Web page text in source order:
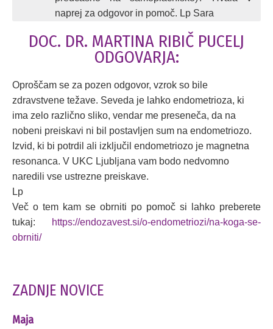
naprej za odgovor in pomoč. Lp Sara
DOC. DR. MARTINA RIBIČ PUCELJ
ODGOVARJA:
Oproščam se za pozen odgovor, vzrok so bile
zdravstvene težave. Seveda je lahko endometrioza, ki
ima zelo različno sliko, vendar me preseneča, da na
nobeni preiskavi ni bil postavljen sum na endometriozo.
Izvid, ki bi potrdil ali izključil endometriozo je magnetna
resonanca. V UKC Ljubljana vam bodo nedvomno
naredili vse ustrezne preiskave.
Lp
Več o tem kam se obrniti po pomoč si lahko preberete
tukaj:
https://endozavest.si/o-endometriozi/na-koga-se-
obrniti/
ZADNJE NOVICE
Maja